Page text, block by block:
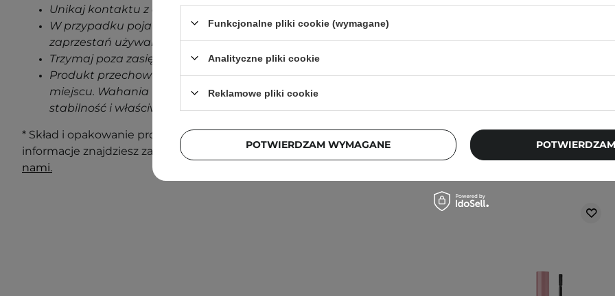
Unikaj kontaktu z oczami.
W przypadku pojawienia się jakichkolwiek oznak podrażnienia,
zaprzestań używania produktu.
Trzymaj poza zasięgiem dzieci.
Produkt przechowuj w temperaturze pokojowej, w zacienionym
miejscu. Wahania temperatur podczas transportu nie wpłyną na
stabilność i właściwości produktu.
* Skład i opakowanie produktu mogą ulec zmianie. Najbardziej aktualne
informacje znajdziesz zawsze na opakowaniu. Masz pytania?Skontaktuj się z
nami.
Klienci,
Funkcjonalne pliki cookie (wymagane)
Analityczne pliki cookie
Reklamowe pliki cookie
POTWIERDZAM WYMAGANE